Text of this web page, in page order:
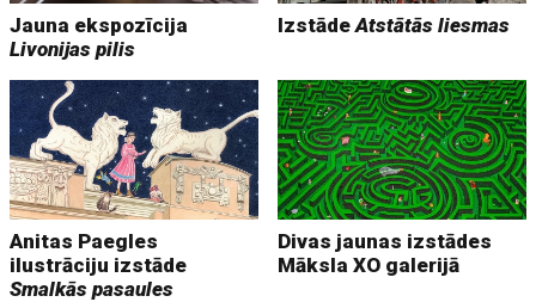
Jauna ekspozīcija
Livonijas pilis
IzstādeAtstātās liesmas
Anitas Paegles
ilustrāciju izstāde
Smalkās pasaules
Divas jaunas izstādes
Māksla XO galerijā